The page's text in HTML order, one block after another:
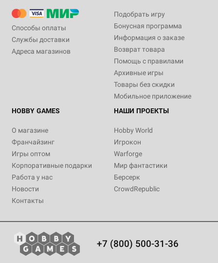
Способы оплаты
Службы доставки
Адреса магазинов
Подобрать игру
Бонусная программа
Информация о заказе
Возврат товара
Помощь с правилами
Архивные игры
Товары без скидки
Мобильное приложение
HOBBY GAMES
О магазине
Франчайзинг
Игры оптом
Корпоративные подарки
Работа у нас
Новости
Контакты
НАШИ ПРОЕКТЫ
Hobby World
Игрокон
Warforge
Мир фантастики
Берсерк
CrowdRepublic
+7 (800) 500-31-36